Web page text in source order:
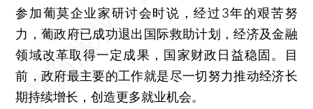
参加葡莫企业家研讨会时说，经过3年的艰苦努
力，葡政府已成功退出国际救助计划，经济及金融
领域改革取得一定成果，国家财政日益稳固。目
前，政府最主要的工作就是尽一切努力推动经济长
期持续增长，创造更多就业机会。